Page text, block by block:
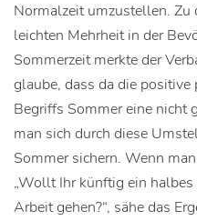
Normalzeit umzustellen. Zu
leichten Mehrheit in der
Sommerzeit merkte der
glaube, dass da die
Begriffs Sommer eine nicht
man sich durch diese
Sommer sichern. Wenn
„Wollt Ihr künftig ein halbes
Arbeit gehen?“, sähe das